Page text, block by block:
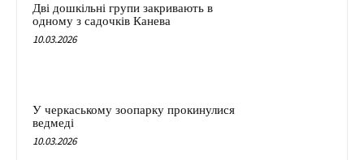
Дві дошкільні групи закривають в
одному з садочків Канева
10.03.2026
У черкаському зоопарку прокинулися
ведмеді
10.03.2026